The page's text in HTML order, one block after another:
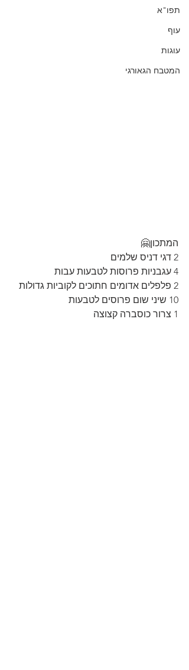
תפו"א
עוף
עוגות
המטבח הגאורגי
המתכון🤗
2 דגי דניס שלמים
4 עגבניות פרוסות לטבעות עבות
2 פלפלים אדומים חתוכים לקוביות גדולות
10 שיני שום פרוסים לטבעות
1 צרור כוסברה קצוצה